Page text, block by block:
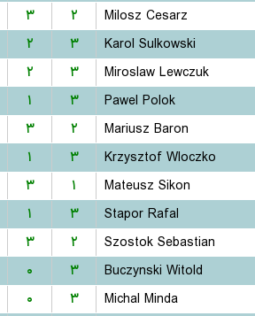
۳ ۲ Milosz Cesarz
۲ ۳ Karol Sulkowski
۲ ۳ Miroslaw Lewczuk
۱ ۳ Pawel Polok
۳ ۲ Mariusz Baron
۱ ۳ Krzysztof Wloczko
۳ ۱ Mateusz Sikon
۱ ۳ Stapor Rafal
۳ ۲ Szostok Sebastian
۰ ۳ Buczynski Witold
۰ ۳ Michal Minda